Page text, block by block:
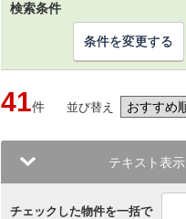
検索条件
条件を変更する
41件 並び替え
テキスト表示
チェックした物件を一括で